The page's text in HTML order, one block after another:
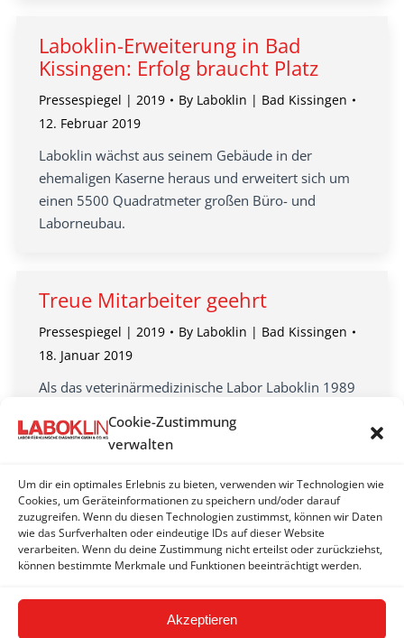
Cookie-Zustimmung
verwalten
Um dir ein optimales Erlebnis zu bieten, verwenden wir Technologien wie
Cookies, um Geräteinformationen zu speichern und/oder darauf
zuzugreifen. Wenn du diesen Technologien zustimmst, können wir Daten
wie das Surfverhalten oder eindeutige IDs auf dieser Website
verarbeiten. Wenn du deine Zustimmung nicht erteilst oder zurückziehst,
können bestimmte Merkmale und Funktionen beeinträchtigt werden.
Akzeptieren
Laboklin-Erweiterung in Bad
Kissingen: Erfolg braucht Platz
Pressespiegel | 2019 By Laboklin | Bad Kissingen
12. Februar 2019
Laboklin wächst aus seinem Gebäude in der
ehemaligen Kaserne heraus und erweitert sich um
einen 5500 Quadratmeter großen Büro- und
Laborneubau.
Treue Mitarbeiter geehrt
Pressespiegel | 2019 By Laboklin | Bad Kissingen
18. Januar 2019
Als das veterinärmedizinische Labor Laboklin 1989
gerechnet, dass das Unternehmen eine solche
Erfolgsgeschichte hinlegen würde: Aus anfänglich 13
Mitarbeitern…
← 1 2 3